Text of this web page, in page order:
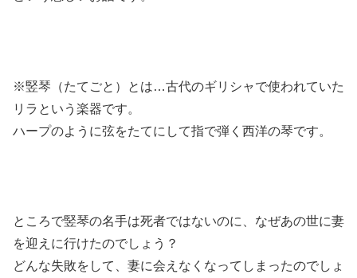
※竪琴（たてごと）とは…古代のギリシャで使われていた
リラという楽器です。
ハープのように弦をたてにして指で弾く西洋の琴です。
ところで竪琴の名手は死者ではないのに、なぜあの世に妻
を迎えに行けたのでしょう？
どんな失敗をして、妻に会えなくなってしまったのでしょ